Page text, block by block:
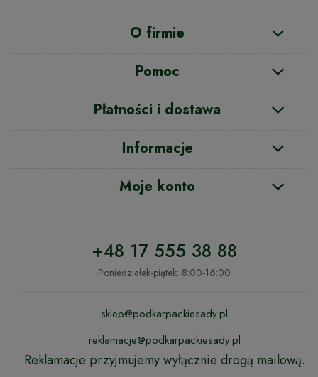
O firmie
Pomoc
Płatności i dostawa
Informacje
Moje konto
+48 17 555 38 88
Poniedziałek-piątek: 8:00-16:00
sklep@podkarpackiesady.pl
reklamacje@podkarpackiesady.pl
Reklamacje przyjmujemy wyłącznie drogą mailową.